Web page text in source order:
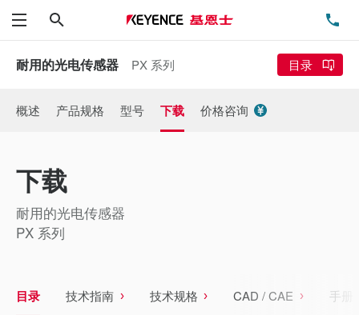
菜单
耐用的光电传感器 PX 系列 目录
概述 产品规格 型号 下载 价格咨询
下载
耐用的光电传感器
PX 系列
目录 技术指南 技术规格 CAD / CAE 手册